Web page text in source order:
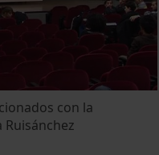
con la